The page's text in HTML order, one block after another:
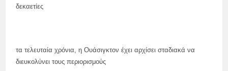
δεκαετίες
τα τελευταία χρόνια, η Ουάσιγκτον έχει αρχίσει σταδιακά να
διευκολύνει τους περιορισμούς